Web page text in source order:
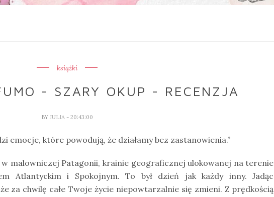
książki
- SZARY OKUP - RECENZJA
BY JULIA - 20:43:00
emocje, które powodują, że działamy bez zastanowienia.”
w malowniczej Patagonii, krainie geograficznej ulokowanej na terenie
Atlantyckim i Spokojnym. To był dzień jak każdy inny. Jadąc
za chwilę całe Twoje życie niepowtarzalnie się zmieni. Z prędkością